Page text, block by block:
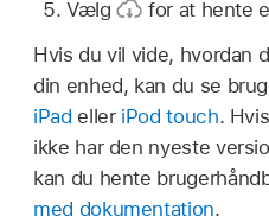
Vælg
for at hente
Hvis du vil vide, hvordan
din enhed, kan du se
iPad eller iPod touch.
ikke har den nyeste
kan du hente
med dokumentation.